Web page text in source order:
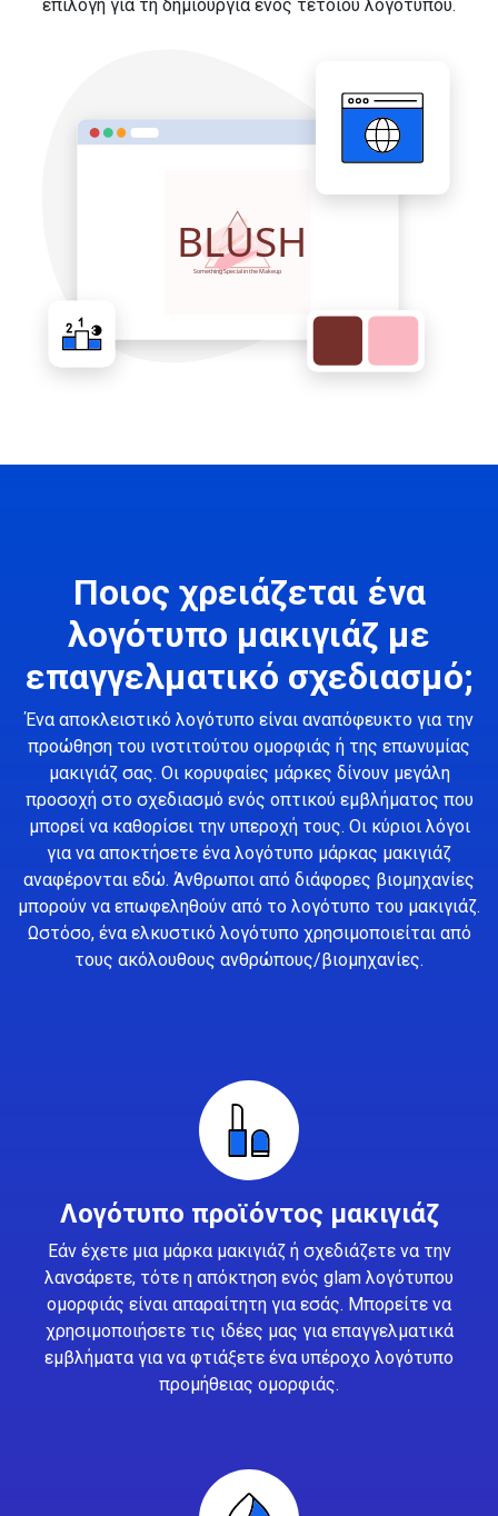
επιλογή για τη δημιουργία ενός τέτοιου λογότυπου.
Ποιος χρειάζεται ένα
λογότυπο μακιγιάζ με
επαγγελματικό σχεδιασμό;
Ένα αποκλειστικό λογότυπο είναι αναπόφευκτο για την
προώθηση του ινστιτούτου ομορφιάς ή της επωνυμίας
μακιγιάζ σας. Οι κορυφαίες μάρκες δίνουν μεγάλη
προσοχή στο σχεδιασμό ενός οπτικού εμβλήματος που
μπορεί να καθορίσει την υπεροχή τους. Οι κύριοι λόγοι
για να αποκτήσετε ένα λογότυπο μάρκας μακιγιάζ
αναφέρονται εδώ. Άνθρωποι από διάφορες βιομηχανίες
μπορούν να επωφεληθούν από το λογότυπο του μακιγιάζ.
Ωστόσο, ένα ελκυστικό λογότυπο χρησιμοποιείται από
τους ακόλουθους ανθρώπους/βιομηχανίες.
Λογότυπο προϊόντος μακιγιάζ
Εάν έχετε μια μάρκα μακιγιάζ ή σχεδιάζετε να την
λανσάρετε, τότε η απόκτηση ενός glam λογότυπου
ομορφιάς είναι απαραίτητη για εσάς. Μπορείτε να
χρησιμοποιήσετε τις ιδέες μας για επαγγελματικά
εμβλήματα για να φτιάξετε ένα υπέροχο λογότυπο
προμήθειας ομορφιάς.